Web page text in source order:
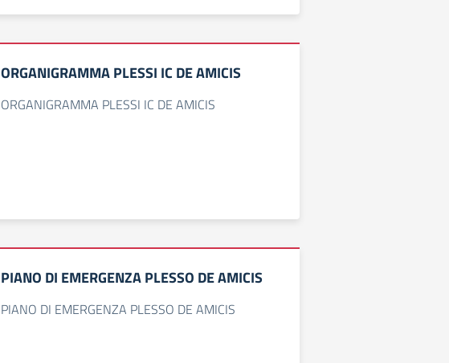
ORGANIGRAMMA PLESSI IC DE AMICIS
ORGANIGRAMMA PLESSI IC DE AMICIS
PIANO DI EMERGENZA PLESSO DE AMICIS
PIANO DI EMERGENZA PLESSO DE AMICIS